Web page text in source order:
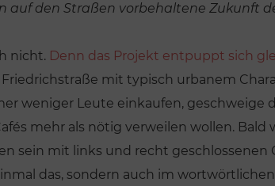
auf den Straßen vorbehaltene Zukunft
nicht. Denn das Projekt entpuppt sich
mit typisch urbanem
weniger Leute einkaufen, geschweige
mehr als nötig verweilen wollen. Bald
sein mit links und recht geschlossenen
das, sondern auch im